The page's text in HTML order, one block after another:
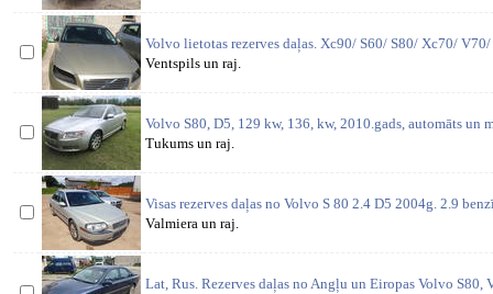
Volvo lietotas rezerves daļas. Xc90/ S60/ S80/ Xc70/
Ventspils un raj.
Volvo S80, D5, 129 kw, 136, kw, 2010.gads, automāts un
Tukums un raj.
Visas rezerves daļas no Volvo S 80 2.4 D5 2004g. 2.9
Valmiera un raj.
Lat, Rus. Rezerves daļas no Angļu un Eiropas Volvo S80,